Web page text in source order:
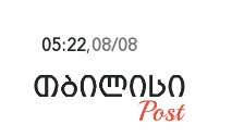
05:22,08/08